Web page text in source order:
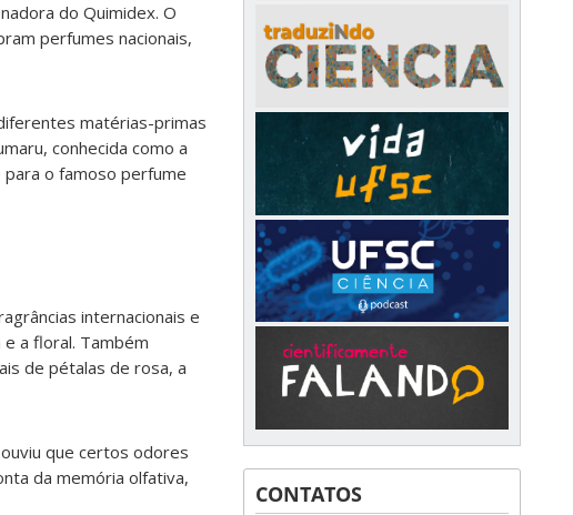
do Quimidex. O
perfumes nacionais,
matérias-primas
conhecida como a
o famoso perfume
internacionais e
a floral. Também
de pétalas de rosa, a
que certos odores
da memória olfativa,
CONTATOS